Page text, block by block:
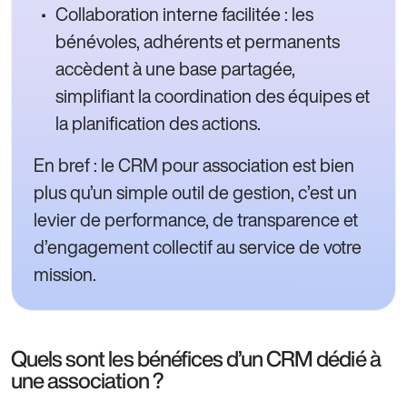
Collaboration interne facilitée : les
bénévoles, adhérents et permanents
accèdent à une base partagée,
simplifiant la coordination des équipes et
la planification des actions.
En bref : le CRM pour association est bien
plus qu’un simple outil de gestion, c’est un
levier de performance, de transparence et
d’engagement collectif au service de votre
mission.
Quels sont les bénéfices d’un CRM dédié à
une association ?